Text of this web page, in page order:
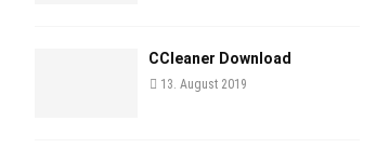
CCleaner Download
13. August 2019